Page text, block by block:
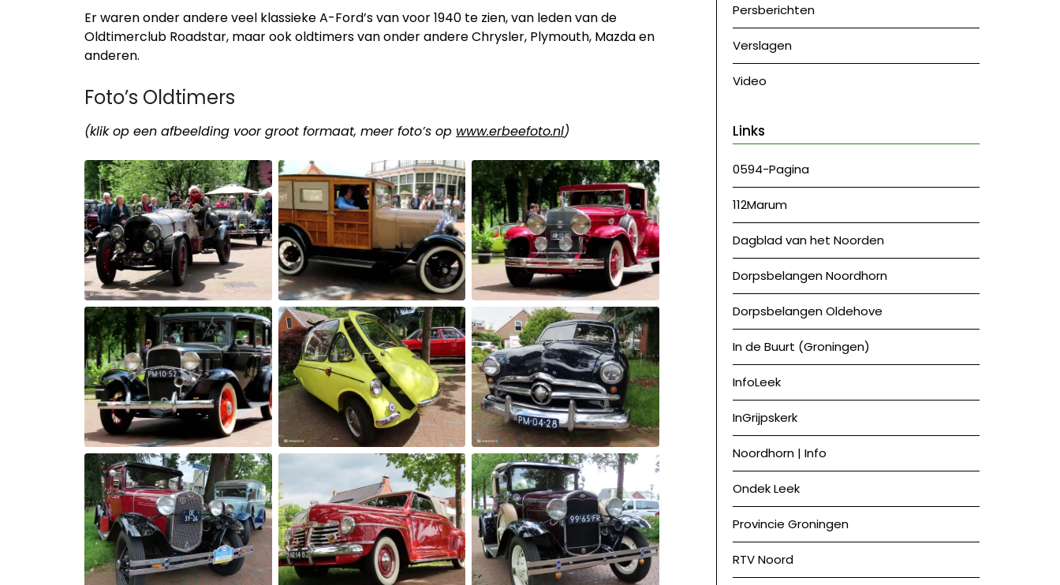
Er waren onder andere veel klassieke A-Ford’s van voor 1940 te zien, van leden van de
Oldtimerclub Roadstar, maar ook oldtimers van onder andere Chrysler, Plymouth, Mazda en
anderen.
Foto’s Oldtimers
(klik op een afbeelding voor groot formaat, meer foto’s op www.erbeefoto.nl)
Persberichten
Verslagen
Video
Links
0594-Pagina
112Marum
Dagblad van het Noorden
Dorpsbelangen Noordhorn
Dorpsbelangen Oldehove
In de Buurt (Groningen)
InfoLeek
InGrijpskerk
Noordhorn | Info
Ondek Leek
Provincie Groningen
RTV Noord